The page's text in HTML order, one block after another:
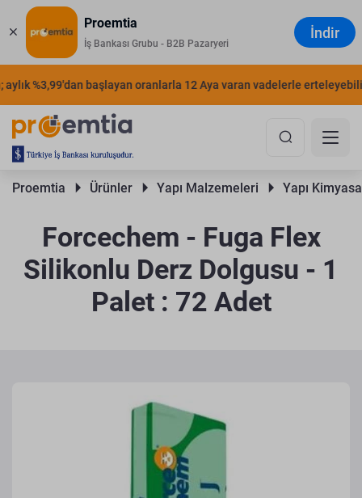
Proemtia
İş Bankası Grubu - B2B Pazaryeri
İndir
%3,99'dan başlayan oranlarla 12 Aya varan vadelerle
Proemtia Ürünler Yapı Malzemeleri Yapı
Forcechem - Fuga Flex
Silikonlu Derz Dolgusu - 1
Palet : 72 Adet